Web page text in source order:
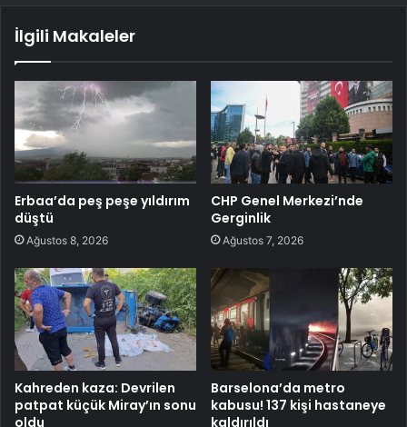
İlgili Makaleler
Erbaa’da peş peşe yıldırım
düştü
Ağustos 8, 2026
CHP Genel Merkezi’nde
Gerginlik
Ağustos 7, 2026
Kahreden kaza: Devrilen
patpat küçük Miray’ın sonu
oldu
Barselona’da metro
kabusu! 137 kişi hastaneye
kaldırıldı